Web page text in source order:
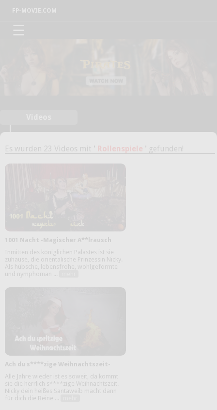
FP-MOVIE.COM
☰
Es wurden 23 Videos mit ' Rollenspiele ' gefunden!
1001 Nacht -Magischer A**lrausch
Inmitten des königlichen Palastes ist sie
zuhause, die orientalische Prinzessin Nicky.
Als hübsche, lebensfrohe, wohlgeformte
und nymphoman ...
Ach du s****zige Weihnachtszeit-
Alle Jahre wieder ist es soweit, da kommt
sie die herrlich s****zige Weihnachtszeit.
Nicky dein heißes Santaweib macht dann
für dich die Beine ...